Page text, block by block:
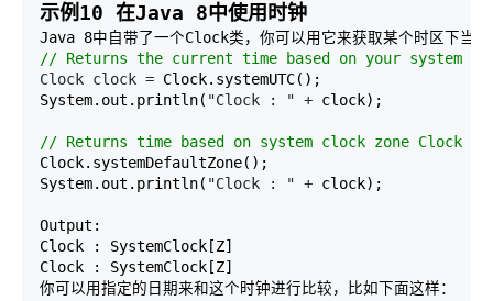
示例10 在Java 8中使用时钟
// Returns the current time based on your system
Clock clock = Clock.systemUTC();
System.out.println( "Clock : " + clock);
// Returns time based on system clock zone Clock
Clock.systemDefaultZone();
System.out.println( "Clock : " + clock);
Output:
Clock : SystemClock[Z]
Clock : SystemClock[Z]